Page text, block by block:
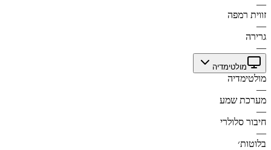
—
זווית רמפה
—
גרירה
—
מולטימדיה
מולטימדיה
—
מערכת שמע
—
חיבור סלולרי
—
בלוטות׳